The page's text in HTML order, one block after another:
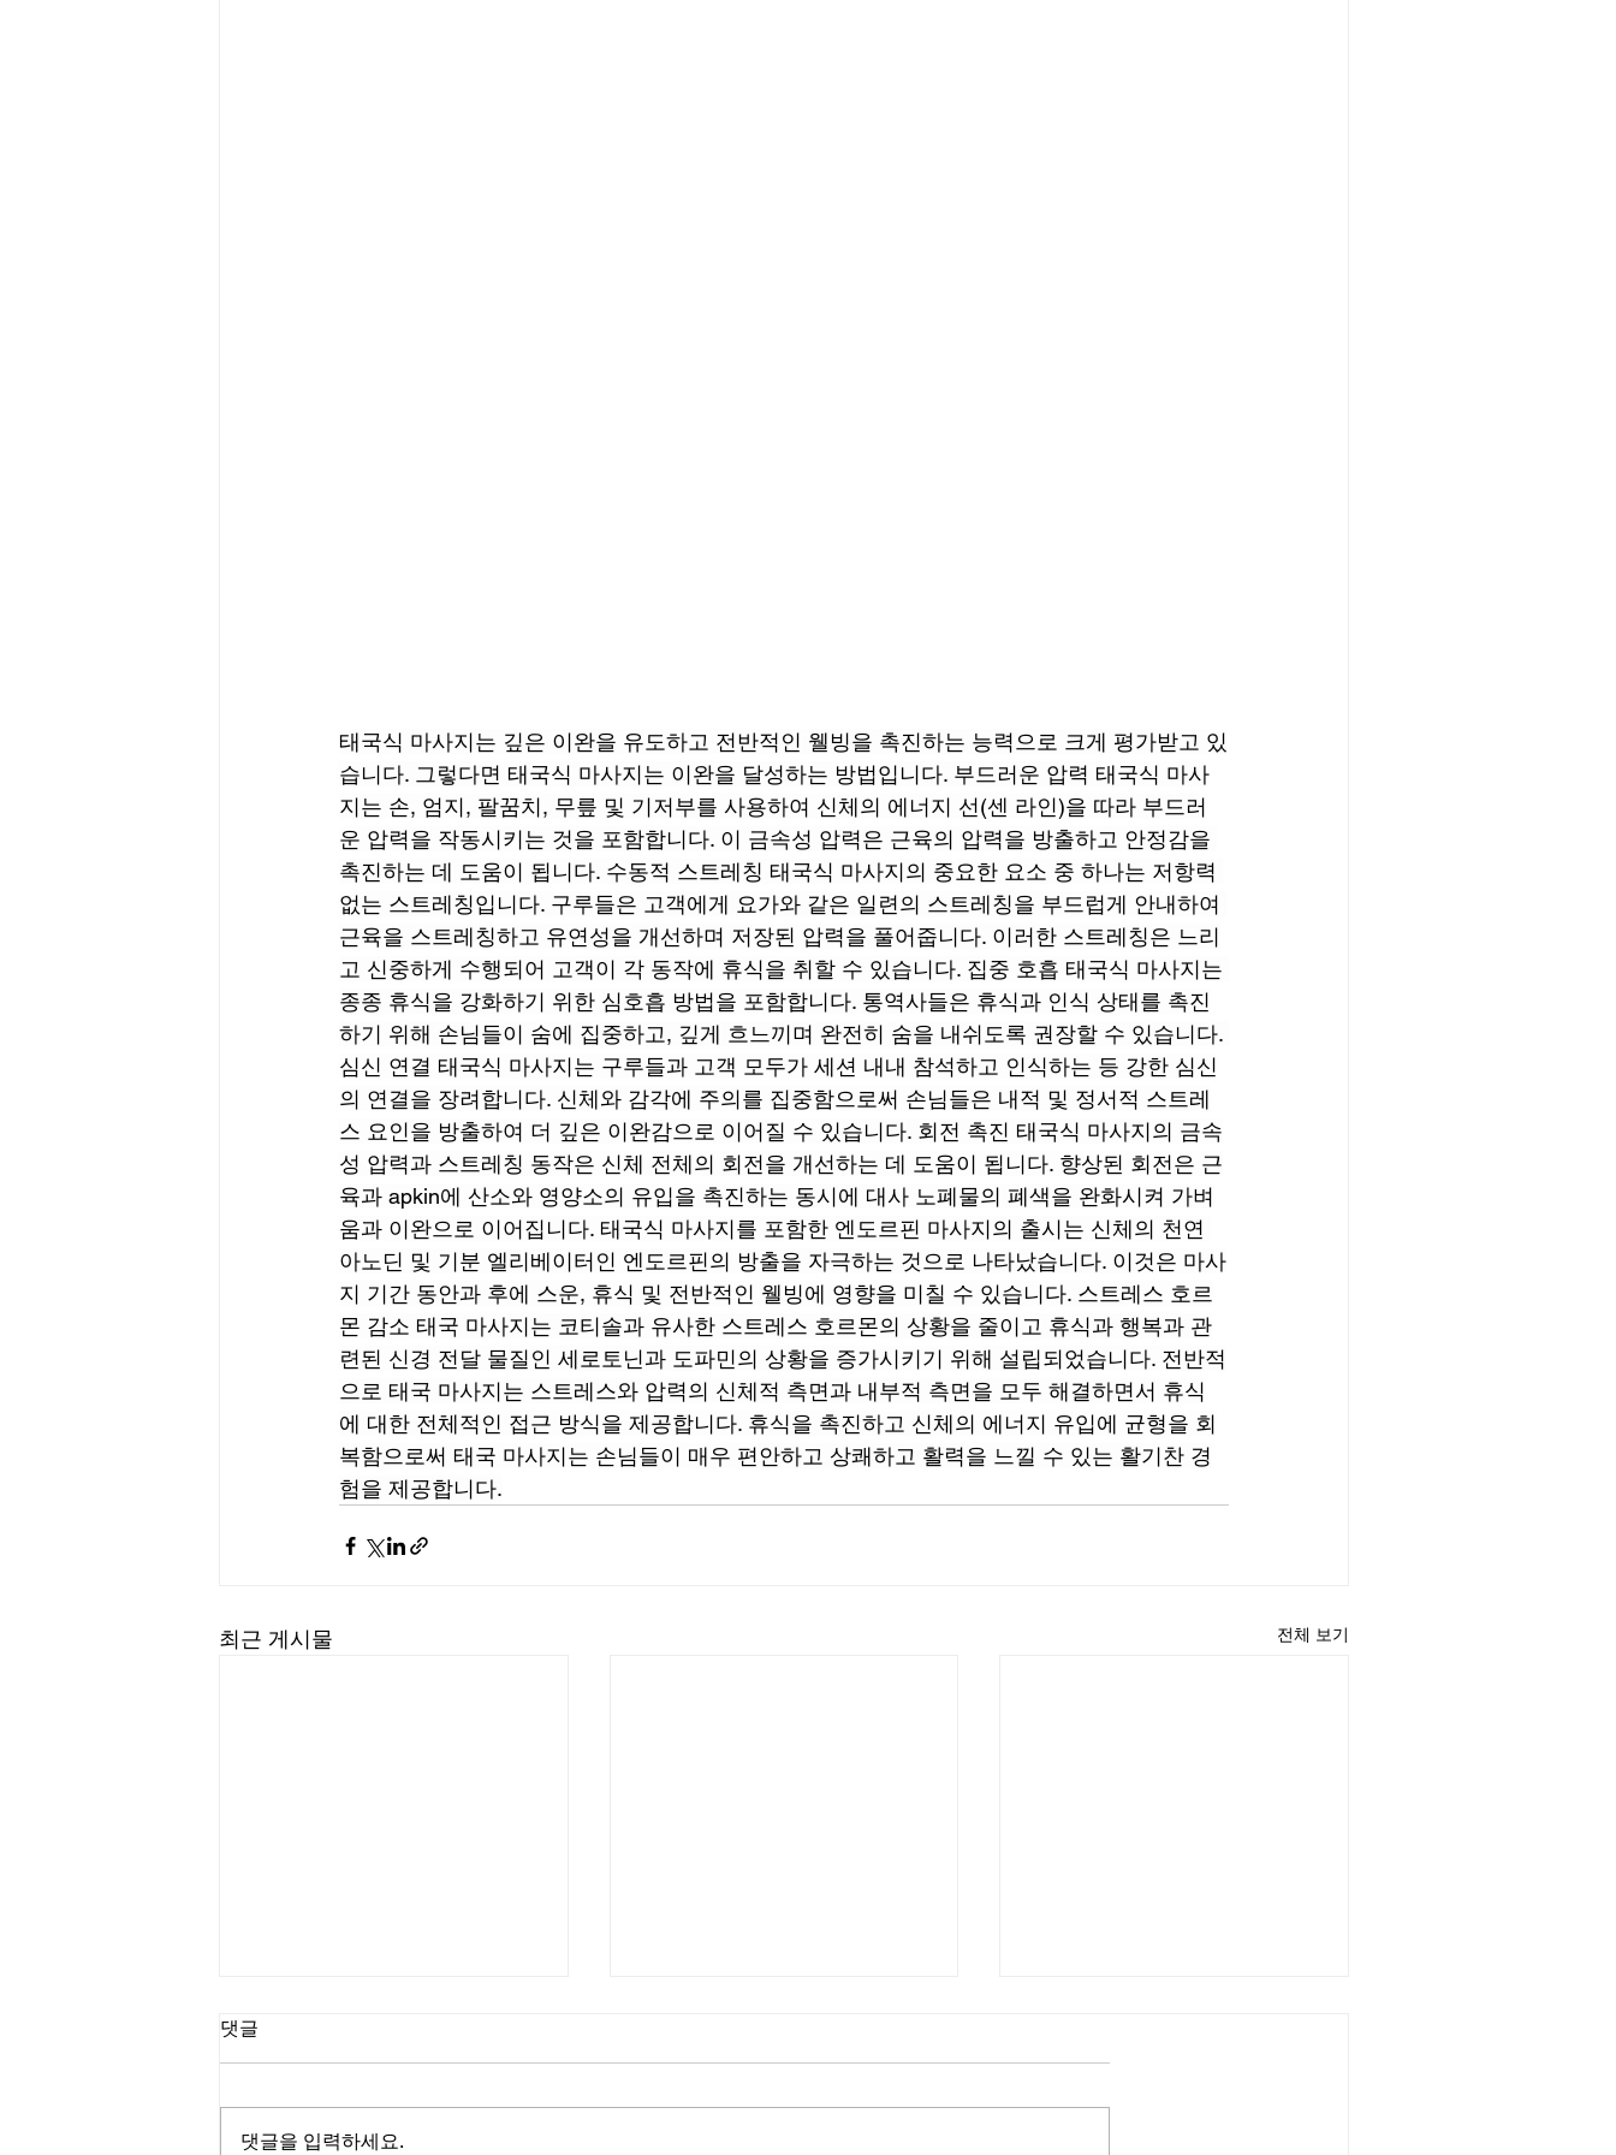
태국식 마사지는 깊은 이완을 유도하고 전반적인 웰빙을 촉진하는 능력으로 크게 평가받고 있
습니다. 그렇다면 태국식 마사지는 이완을 달성하는 방법입니다. 부드러운 압력 태국식 마사
지는 손, 엄지, 팔꿈치, 무릎 및 기저부를 사용하여 신체의 에너지 선(센 라인)을 따라 부드러
운 압력을 작동시키는 것을 포함합니다. 이 금속성 압력은 근육의 압력을 방출하고 안정감을
촉진하는 데 도움이 됩니다. 수동적 스트레칭 태국식 마사지의 중요한 요소 중 하나는 저항력
없는 스트레칭입니다. 구루들은 고객에게 요가와 같은 일련의 스트레칭을 부드럽게 안내하여
근육을 스트레칭하고 유연성을 개선하며 저장된 압력을 풀어줍니다. 이러한 스트레칭은 느리
고 신중하게 수행되어 고객이 각 동작에 휴식을 취할 수 있습니다. 집중 호흡 태국식 마사지는
종종 휴식을 강화하기 위한 심호흡 방법을 포함합니다. 통역사들은 휴식과 인식 상태를 촉진
하기 위해 손님들이 숨에 집중하고, 깊게 흐느끼며 완전히 숨을 내쉬도록 권장할 수 있습니다.
심신 연결 태국식 마사지는 구루들과 고객 모두가 세션 내내 참석하고 인식하는 등 강한 심신
의 연결을 장려합니다. 신체와 감각에 주의를 집중함으로써 손님들은 내적 및 정서적 스트레
스 요인을 방출하여 더 깊은 이완감으로 이어질 수 있습니다. 회전 촉진 태국식 마사지의 금속
성 압력과 스트레칭 동작은 신체 전체의 회전을 개선하는 데 도움이 됩니다. 향상된 회전은 근
육과 apkin에 산소와 영양소의 유입을 촉진하는 동시에 대사 노폐물의 폐색을 완화시켜 가벼
움과 이완으로 이어집니다. 태국식 마사지를 포함한 엔도르핀 마사지의 출시는 신체의 천연
아노딘 및 기분 엘리베이터인 엔도르핀의 방출을 자극하는 것으로 나타났습니다. 이것은 마사
지 기간 동안과 후에 스운, 휴식 및 전반적인 웰빙에 영향을 미칠 수 있습니다. 스트레스 호르
몬 감소 태국 마사지는 코티솔과 유사한 스트레스 호르몬의 상황을 줄이고 휴식과 행복과 관
련된 신경 전달 물질인 세로토닌과 도파민의 상황을 증가시키기 위해 설립되었습니다. 전반적
으로 태국 마사지는 스트레스와 압력의 신체적 측면과 내부적 측면을 모두 해결하면서 휴식
에 대한 전체적인 접근 방식을 제공합니다. 휴식을 촉진하고 신체의 에너지 유입에 균형을 회
복함으로써 태국 마사지는 손님들이 매우 편안하고 상쾌하고 활력을 느낄 수 있는 활기찬 경
험을 제공합니다.
최근 게시물 전체 보기
댓글
댓글을 입력하세요.